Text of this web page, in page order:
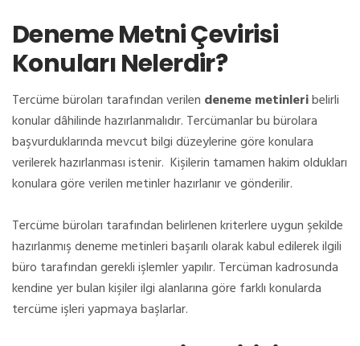
Deneme Metni Çevirisi
Konuları Nelerdir?
Tercüme büroları tarafından verilen deneme metinleribelirli
konular dâhilinde hazırlanmalıdır. Tercümanlar bu bürolara
başvurduklarında mevcut bilgi düzeylerine göre konulara
verilerek hazırlanması istenir. Kişilerin tamamen hakim oldukları
konulara göre verilen metinler hazırlanır ve gönderilir.
Tercüme büroları tarafından belirlenen kriterlere uygun şekilde
hazırlanmış deneme metinleri başarılı olarak kabul edilerek ilgili
büro tarafından gerekli işlemler yapılır. Tercüman kadrosunda
kendine yer bulan kişiler ilgi alanlarına göre farklı konularda
tercüme işleri yapmaya başlarlar.